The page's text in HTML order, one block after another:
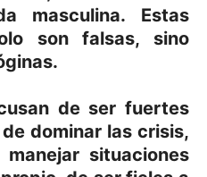
masculina. Estas
son falsas, sino
de ser fuertes
dominar las crisis,
situaciones